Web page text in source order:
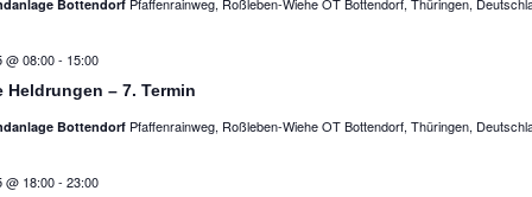
Bottendorf
– 7. Termin
@ 08:00- 15:00
Bottendorf Pfaffenrainweg, Roßleben-Wiehe OT Bottendorf, Thüringen,
@ 18:00- 23:00